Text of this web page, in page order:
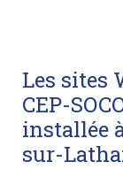
Les sites
CEP-
installée
sur-